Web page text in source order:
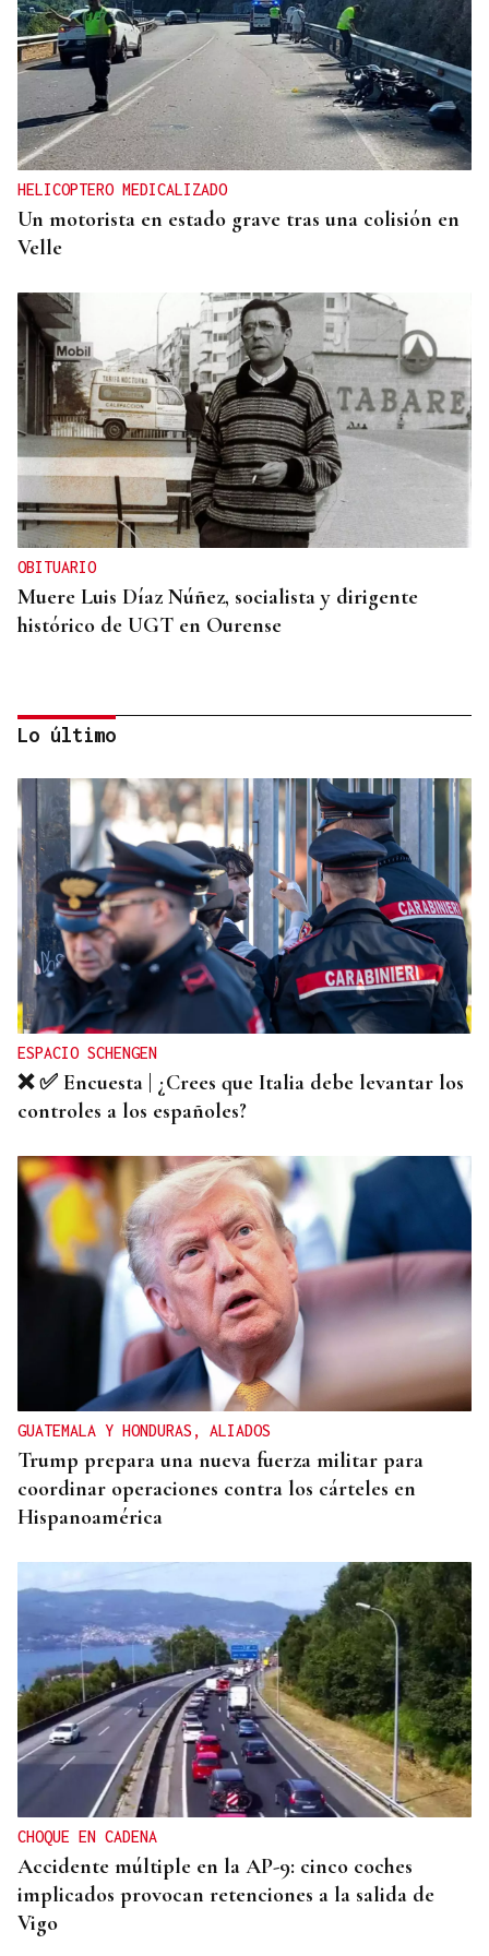
HELICOPTERO MEDICALIZADO
Un motorista en estado grave tras una colisión en
Velle
OBITUARIO
Muere Luis Díaz Núñez, socialista y dirigente
histórico de UGT en Ourense
CANEDO
Un herido en la colisión entre dos coches en la
entrada a las termas de Outariz
Lo último
ESPACIO SCHENGEN
❌ ✅ Encuesta | ¿Crees que Italia debe levantar los
controles a los españoles?
GUATEMALA Y HONDURAS, ALIADOS
Trump prepara una nueva fuerza militar para
coordinar operaciones contra los cárteles en
Hispanoamérica
CHOQUE EN CADENA
Accidente múltiple en la AP-9: cinco coches
implicados provocan retenciones a la salida de
Vigo